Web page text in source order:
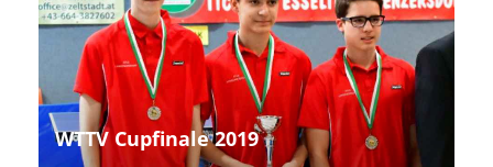
WTTV Cupfinale 2019